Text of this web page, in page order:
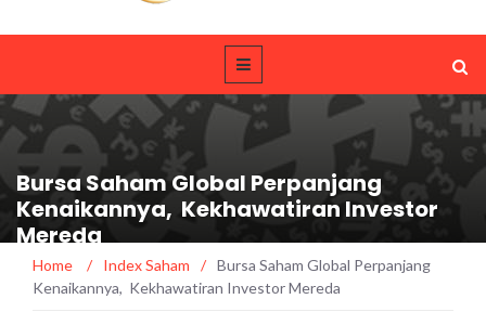
Bursa Saham Global Perpanjang
Kenaikannya, Kekhawatiran Investor
Mereda
Home / Index Saham / Bursa Saham Global Perpanjang
Kenaikannya, Kekhawatiran Investor Mereda